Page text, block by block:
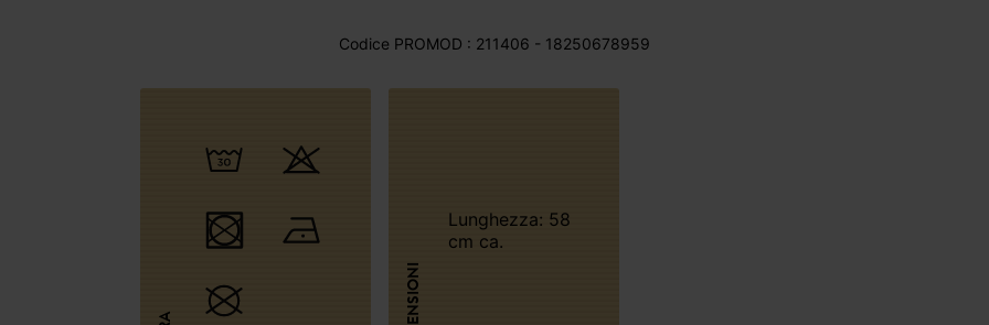
Codice PROMOD : 211406 - 18250678959
Lunghezza: 58
cm ca.